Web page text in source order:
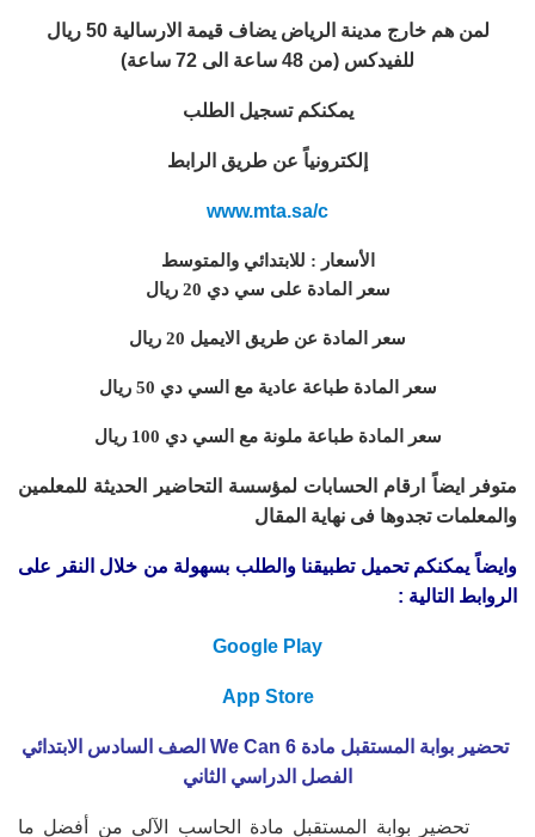
لمن هم خارج مدينة الرياض يضاف قيمة الارسالية 50 ريال
للفيدكس (من 48 ساعة الى 72 ساعة)
يمكنكم تسجيل الطلب
إلكترونياً عن طريق الرابط
www.mta.sa/c
الأسعار : للابتدائي والمتوسط
سعر المادة على سي دي 20 ريال
سعر المادة عن طريق الايميل 20 ريال
سعر المادة طباعة عادية مع السي دي 50 ريال
سعر المادة طباعة ملونة مع السي دي 100 ريال
متوفر ايضاً ارقام الحسابات لمؤسسة التحاضير الحديثة للمعلمين
والمعلمات تجدوها فى نهاية المقال
وايضاً يمكنكم تحميل تطبيقنا والطلب بسهولة من خلال النقر على
الروابط التالية :
Google Play
App Store
تحضير بوابة المستقبل مادة We Can 6 الصف السادس الابتدائي
الفصل الدراسي الثاني
تحضير بوابة المستقبل مادة الحاسب الآلى من أفضل ما